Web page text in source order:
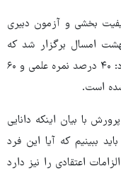
بخشی و آزمون دبیری
اردیبهشت امسال برگزار شد که
هفته‌های آینده نتایج آن اعلام خواهد شد افزود: ۴۰ درصد نمره علمی و ۶۰
است.
با بیان اینکه دانایی
ببینیم که آیا این فرد
اعتقادی را نیز دارد